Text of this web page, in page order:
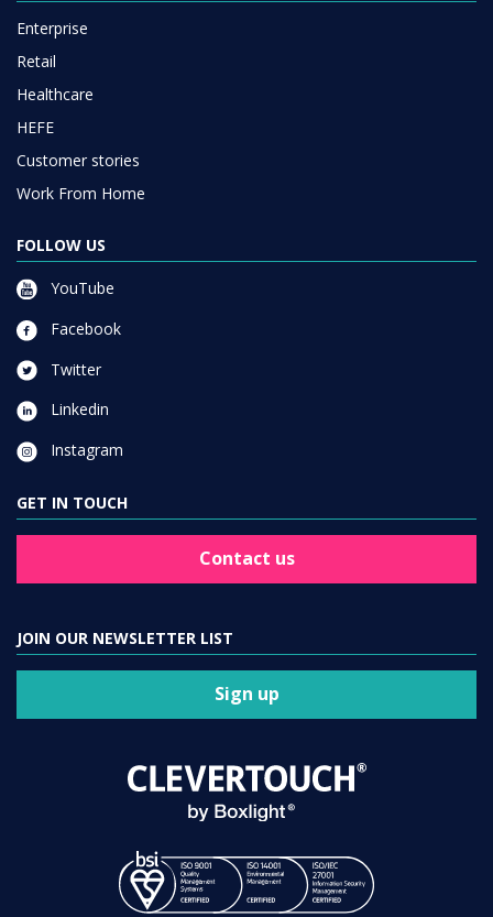
Enterprise
Retail
Healthcare
HEFE
Customer stories
Work From Home
FOLLOW US
YouTube
Facebook
Twitter
Linkedin
Instagram
GET IN TOUCH
Contact us
JOIN OUR NEWSLETTER LIST
Sign up